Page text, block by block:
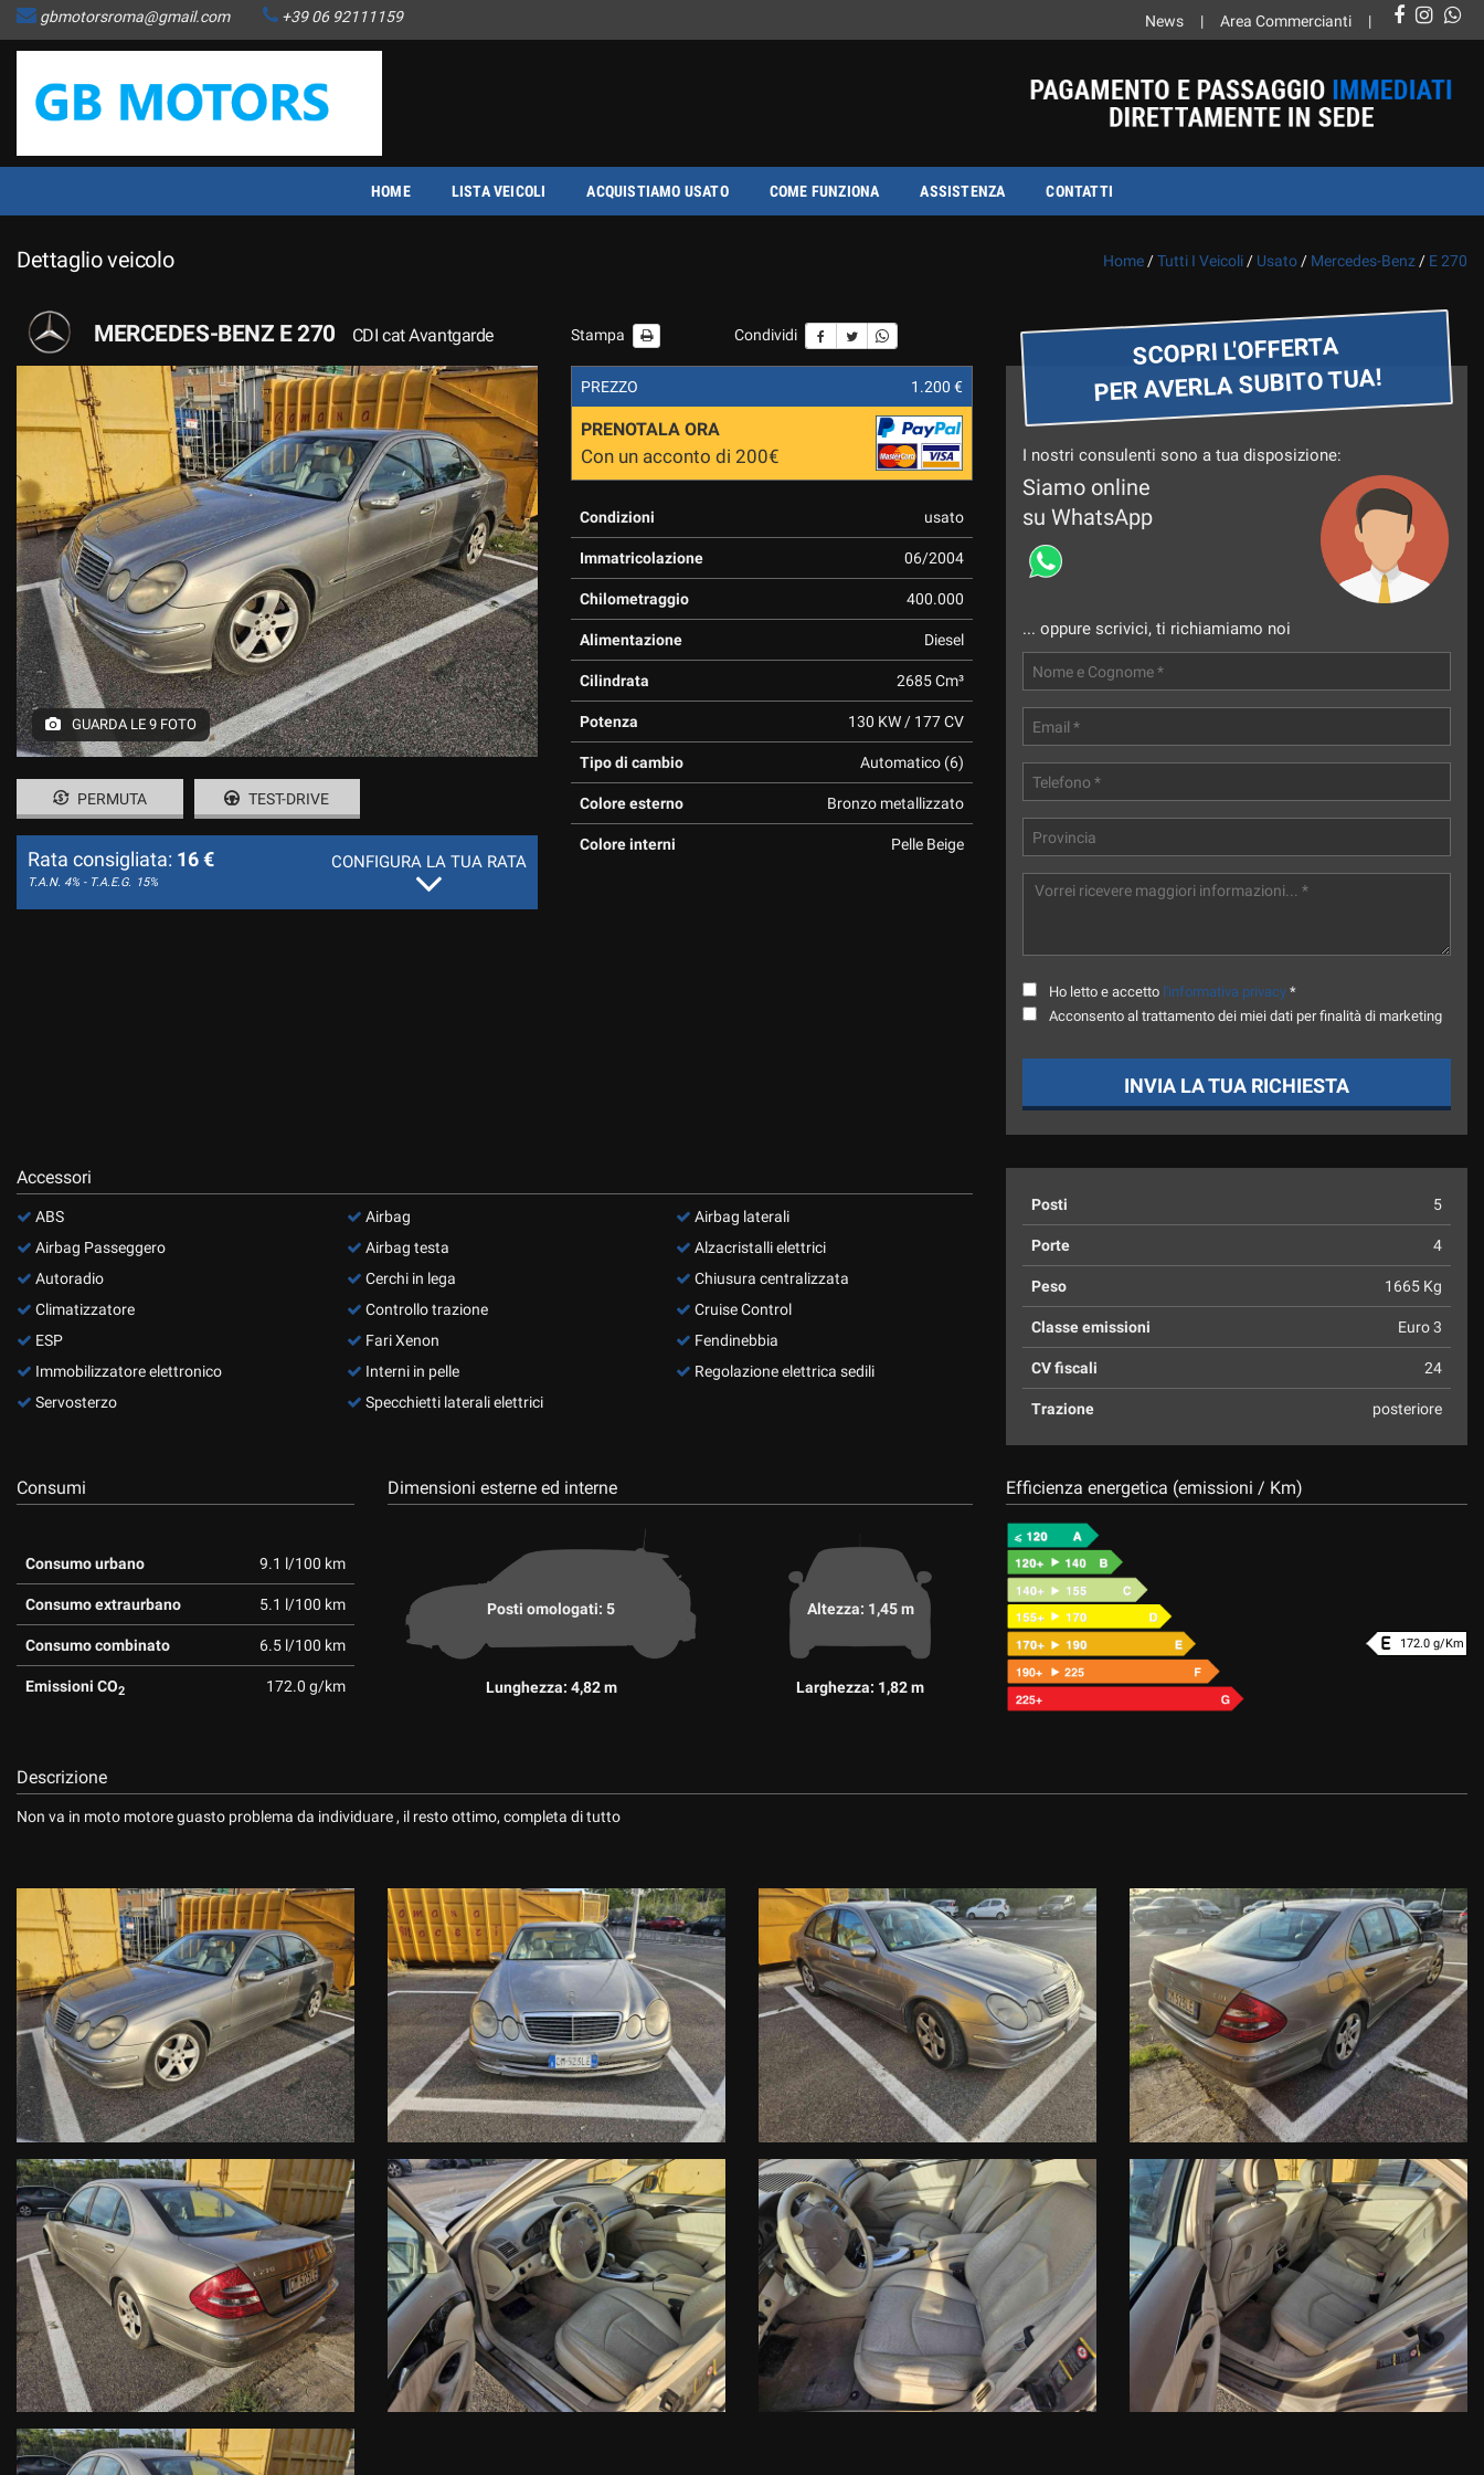
HOME
LISTA VEICOLI
ACQUISTIAMO USATO
CONTATTI
NEWS
AREA COMMERCIANTI
gbmotorsroma@gmail.com +39 06 92111159 News Area Commercianti
HOME LISTA VEICOLI ACQUISTIAMO USATO COME FUNZIONA ASSISTENZA CONTATTI
Dettaglio veicolo Home /Tutti I Veicoli / Usato / Mercedes-Benz / E 270
MERCEDES-BENZ E 270 CDI cat Avantgarde Stampa Condividi
GUARDA LE 9 FOTO
PERMUTA TEST-DRIVE
Rata consigliata: 16 €
T.A.N. 4% - T.A.E.G. 15%
CONFIGURA LA TUA RATA
PREZZO 1.200 €
PRENOTALA ORA
Con un acconto di 200€
Condizioni usato
Immatricolazione 06/2004
Chilometraggio 400.000
Alimentazione Diesel
Cilindrata 2685 Cm³
Potenza 130 KW / 177 CV
Tipo di cambio Automatico (6)
Colore esterno Bronzo metallizzato
Colore interni Pelle Beige
SCOPRI L'OFFERTA
PER AVERLA SUBITO TUA!
I nostri consulenti sono a tua disposizione:
Siamo online
su WhatsApp
... oppure scrivici, ti richiamiamo noi
Ho letto e accetto l'informativa privacy *
Acconsento al trattamento dei miei dati per finalità di marketing
INVIA LA TUA RICHIESTA
Accessori
ABS
Airbag Passeggero
Autoradio
Climatizzatore
ESP
Immobilizzatore elettronico
Servosterzo
Airbag
Airbag testa
Cerchi in lega
Controllo trazione
Fari Xenon
Interni in pelle
Specchietti laterali elettrici
Airbag laterali
Alzacristalli elettrici
Chiusura centralizzata
Cruise Control
Fendinebbia
Regolazione elettrica sedili
Posti 5
Porte 4
Peso 1665 Kg
Classe emissioni Euro 3
CV fiscali 24
Trazione posteriore
Consumi
Consumo urbano 9.1 l/100 km
Consumo extraurbano 5.1 l/100 km
Consumo combinato 6.5 l/100 km
Emissioni CO2 172.0 g/km
Dimensioni esterne ed interne
Posti omologati: 5
Lunghezza: 4,82 m
Altezza: 1,45 m
Larghezza: 1,82 m
Efficienza energetica (emissioni / Km)
172.0 g/Km
Descrizione
Non va in moto motore guasto problema da individuare , il resto ottimo, completa di tutto